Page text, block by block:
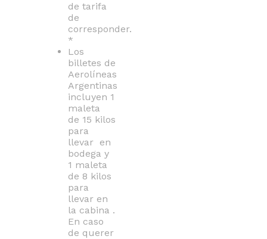
de tarifa
de
corresponder.
*
Los
billetes de
Aerolíneas
Argentinas
incluyen 1
maleta
de 15 kilos
para
llevar en
bodega y
1 maleta
de 8 kilos
para
llevar en
la cabina .
En caso
de querer